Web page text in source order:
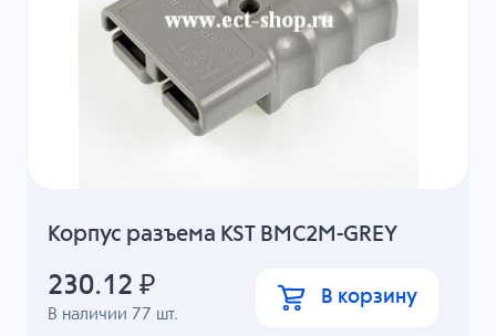
Корпус разъема KST BMC2M-GREY
В наличии 77 шт.
230.12 ₽ В корзину